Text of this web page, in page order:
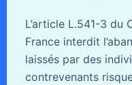
L’article L.541-3 du
France interdit
laissés par des
contrevenants